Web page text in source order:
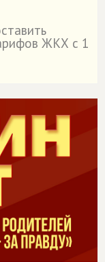
ЖКХ с 1